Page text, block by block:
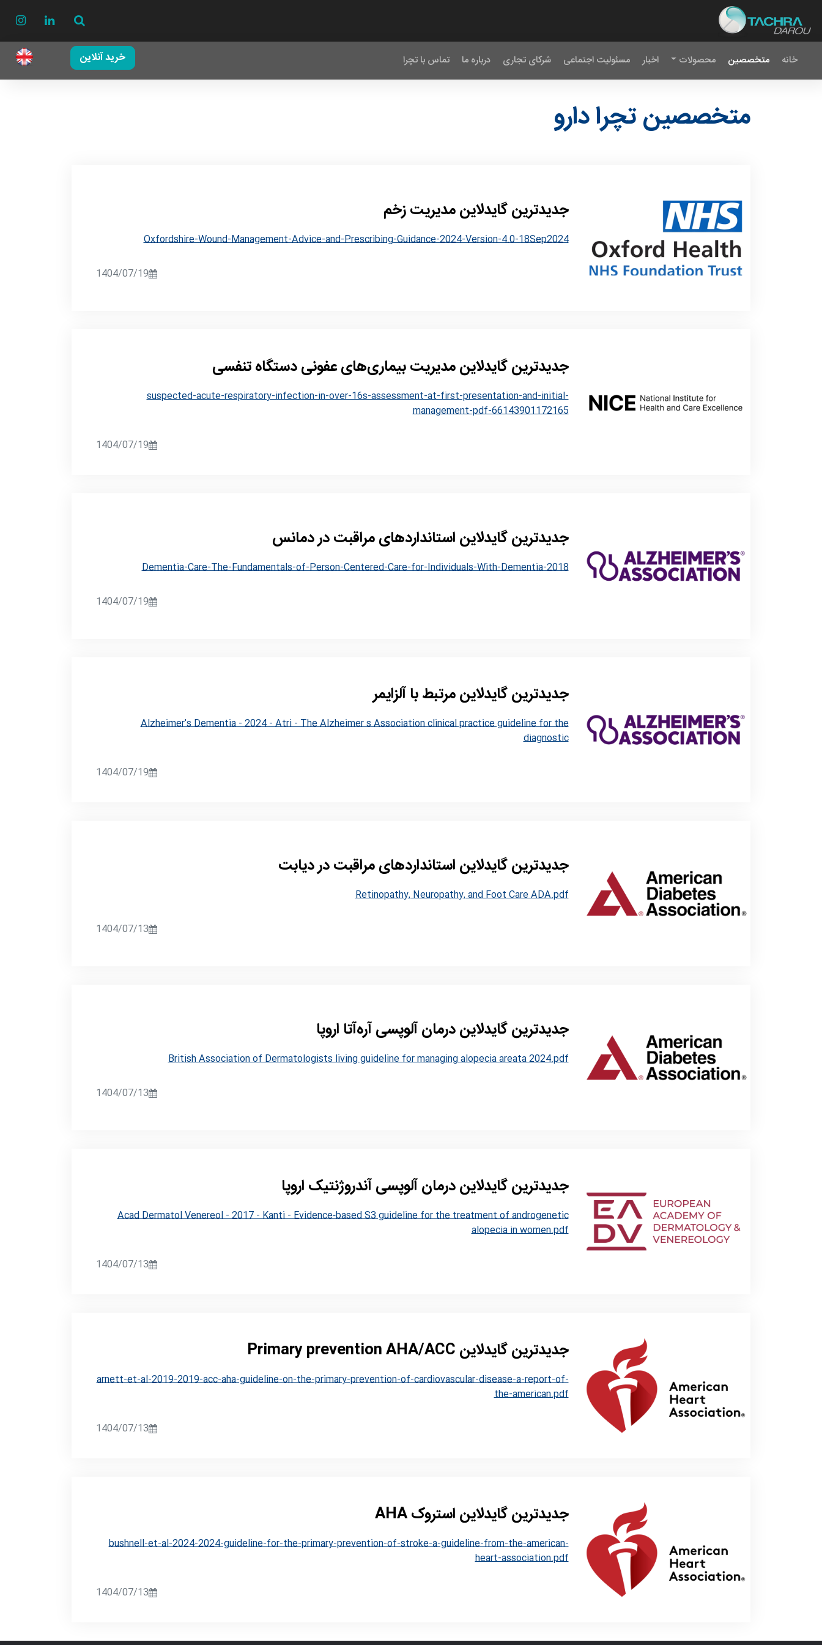
خانه متخصصین محصولات اخبار مسئولیت اجتماعی شرکای تجاری درباره ما تماس با تچرا خرید آنلاین
متخصصین تچرا دارو
جدیدترین گایدلاین مدیریت زخم
Oxfordshire-Wound-Management-Advice-and-Prescribing-Guidance-2024-Version-4.0-18Sep2024
1404/07/19
جدیدترین گایدلاین مدیریت بیماری‌های عفونی دستگاه تنفسی
suspected-acute-respiratory-infection-in-over-16s-assessment-at-first-presentation-and-initial-
management-pdf-66143901172165
1404/07/19
جدیدترین گایدلاین استانداردهای مراقبت در دمانس
Dementia-Care-The-Fundamentals-of-Person-Centered-Care-for-Individuals-With-Dementia-2018
1404/07/19
جدیدترین گایدلاین مرتبط با آلزایمر
Alzheimer's Dementia - 2024 - Atri - The Alzheimer s Association clinical practice guideline for the
diagnostic
1404/07/19
جدیدترین گایدلاین استانداردهای مراقبت در دیابت
Retinopathy, Neuropathy, and Foot Care ADA.pdf
1404/07/13
جدیدترین گایدلاین درمان آلوپسی آره‌آتا اروپا
British Association of Dermatologists living guideline for managing alopecia areata 2024.pdf
1404/07/13
جدیدترین گایدلاین درمان آلوپسی آندروژنتیک اروپا
Acad Dermatol Venereol - 2017 - Kanti - Evidence‐based S3 guideline for the treatment of androgenetic
alopecia in women.pdf
1404/07/13
جدیدترین گایدلاین Primary prevention AHA/ACC
arnett-et-al-2019-2019-acc-aha-guideline-on-the-primary-prevention-of-cardiovascular-disease-a-report-of-
the-american.pdf
1404/07/13
جدیدترین گایدلاین استروک AHA
bushnell-et-al-2024-2024-guideline-for-the-primary-prevention-of-stroke-a-guideline-from-the-american-
heart-association.pdf
1404/07/13